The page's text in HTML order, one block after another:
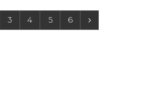
3 4 5 6